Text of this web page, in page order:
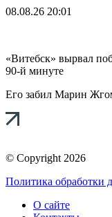
08.08.26 20:01
«Витебск» вырвал
90-й минуте
Его забил Марин
© Copyright 2026
Политика обработки
О сайте